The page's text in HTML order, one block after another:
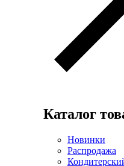
Каталог
Новинки
Распродажа